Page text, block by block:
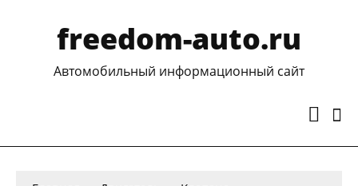
freedom-auto.ru
Автомобильный информационный сайт